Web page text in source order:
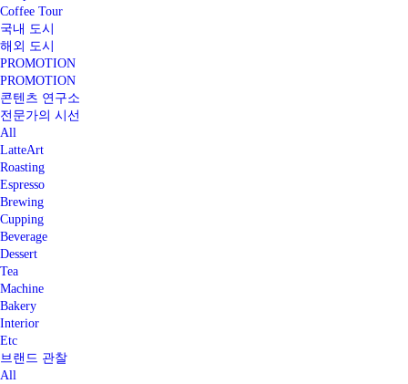
Coffee Tour
국내 도시
해외 도시
PROMOTION
PROMOTION
콘텐츠 연구소
전문가의 시선
All
LatteArt
Roasting
Espresso
Brewing
Cupping
Beverage
Dessert
Tea
Machine
Bakery
Interior
Etc
브랜드 관찰
All